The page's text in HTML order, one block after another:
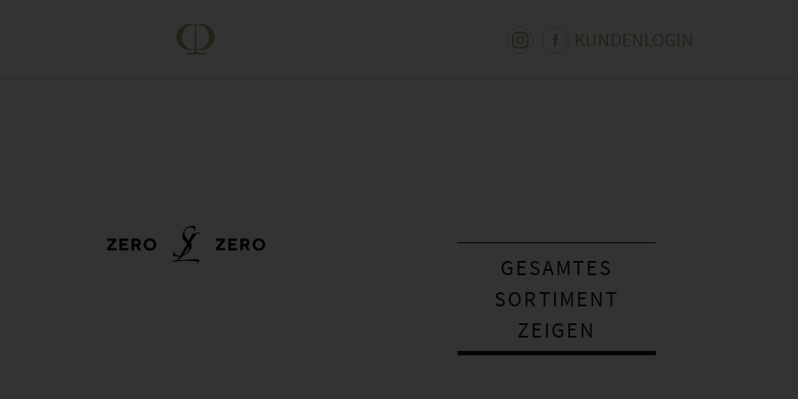
KUNDENLOGIN
GESAMTES
SORTIMENT
ZEIGEN